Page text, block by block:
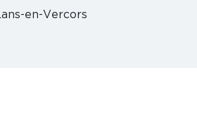
en-Vercors